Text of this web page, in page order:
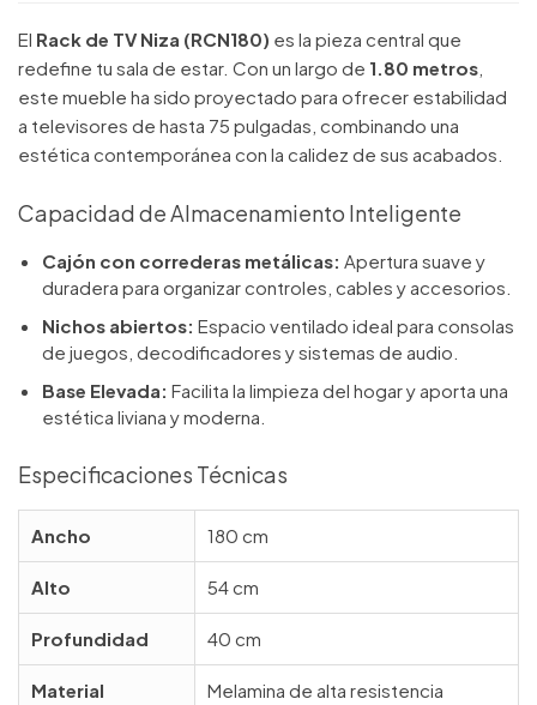
El Rack de TV Niza (RCN180) es la pieza central que
redefine tu sala de estar. Con un largo de 1.80 metros
este mueble ha sido proyectado para ofrecer estabilidad
a televisores de hasta 75 pulgadas, combinando una
estética contemporánea con la calidez de sus acabados.
Capacidad de Almacenamiento Inteligente
Cajón con correderas metálicas: Apertura suave y
duradera para organizar controles, cables y accesorios.
Nichos abiertos: Espacio ventilado ideal para consolas
de juegos, decodificadores y sistemas de audio.
Base Elevada: Facilita la limpieza del hogar y aporta una
estética liviana y moderna.
Especificaciones Técnicas
Ancho 180 cm
Alto 54 cm
Profundidad 40 cm
Material Melamina de alta resistencia